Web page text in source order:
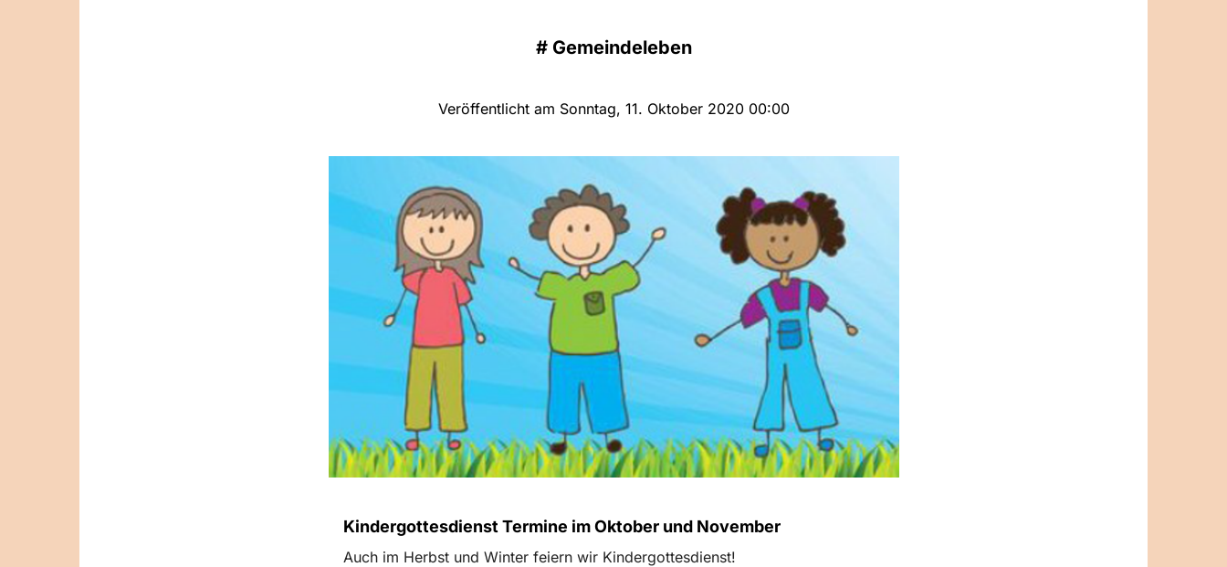
# Gemeindeleben
Veröffentlicht am Sonntag, 11. Oktober 2020 00:00
Kindergottesdienst Termine im Oktober und November
Auch im Herbst und Winter feiern wir Kindergottesdienst!